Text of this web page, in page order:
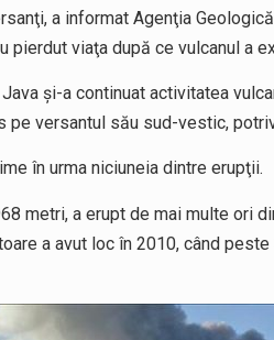
a informat Agenţia
pierdut viaţa după ce vulcanul a
şi-a continuat activitatea
versantul său sud-vestic,
în urma niciuneia dintre erupţii.
metri, a erupt de mai multe ori
a avut loc în 2010, când